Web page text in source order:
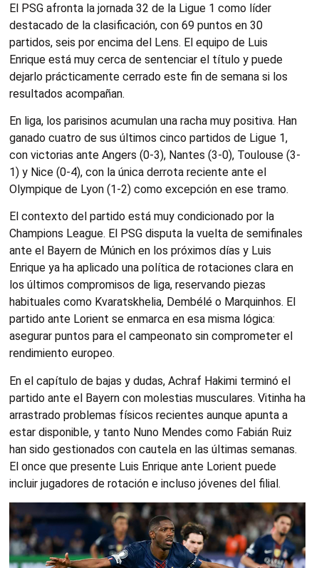
El PSG afronta la jornada 32 de la Ligue 1 como líder
destacado de la clasificación, con 69 puntos en 30
partidos, seis por encima del Lens. El equipo de Luis
Enrique está muy cerca de sentenciar el título y puede
dejarlo prácticamente cerrado este fin de semana si los
resultados acompañan.
En liga, los parisinos acumulan una racha muy positiva. Han
ganado cuatro de sus últimos cinco partidos de Ligue 1,
con victorias ante Angers (0-3), Nantes (3-0), Toulouse (3-
1) y Nice (0-4), con la única derrota reciente ante el
Olympique de Lyon (1-2) como excepción en ese tramo.
El contexto del partido está muy condicionado por la
Champions League. El PSG disputa la vuelta de semifinales
ante el Bayern de Múnich en los próximos días y Luis
Enrique ya ha aplicado una política de rotaciones clara en
los últimos compromisos de liga, reservando piezas
habituales como Kvaratskhelia, Dembélé o Marquinhos. El
partido ante Lorient se enmarca en esa misma lógica:
asegurar puntos para el campeonato sin comprometer el
rendimiento europeo.
En el capítulo de bajas y dudas, Achraf Hakimi terminó el
partido ante el Bayern con molestias musculares. Vitinha ha
arrastrado problemas físicos recientes aunque apunta a
estar disponible, y tanto Nuno Mendes como Fabián Ruiz
han sido gestionados con cautela en las últimas semanas.
El once que presente Luis Enrique ante Lorient puede
incluir jugadores de rotación e incluso jóvenes del filial.